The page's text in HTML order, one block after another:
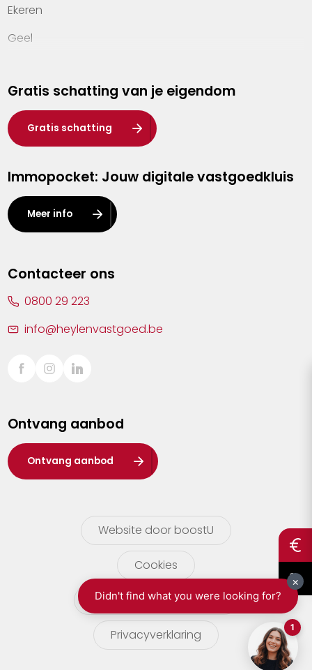
Ekeren
Geel
Hasselt
Heist-op-den-Berg
Herentals
Kalmthout
Leuven
Lier
Sint-Truiden
Waasland
Wuustwezel
Zoersel
Gratis schatting van je eigendom
Gratis schatting
Immopocket: Jouw digitale vastgoedkluis
Meer info
Contacteer ons
0800 29 223
info@heylenvastgoed.be
Ontvang aanbod
Ontvang aanbod
Website door boostU
Cookies
gebruikersvoorwaarden
Privacyverklaring